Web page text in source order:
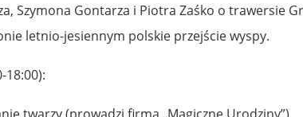
Szymona Gontarza i Piotra Zaśko o trawersie
letnio-jesiennym polskie przejście wyspy.
18:00):